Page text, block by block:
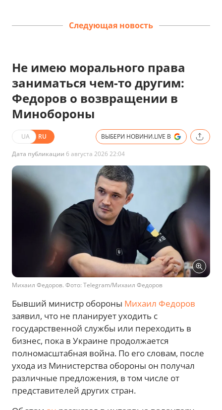
Следующая новость
Не имею морального права
заниматься чем-то другим:
Федоров о возвращении в
Минобороны
UA RU ВЫБЕРИ НОВИНИ.LIVE В
Дата публикации 6 августа 2026 22:04
Михаил Федоров. Фото: Telegram/Михаил Федоров
Бывший министр обороны Михаил Федоров
заявил, что не планирует уходить с
государственной службы или переходить в
бизнес, пока в Украине продолжается
полномасштабная война. По его словам, после
ухода из Министерства обороны он получал
различные предложения, в том числе от
представителей других стран.